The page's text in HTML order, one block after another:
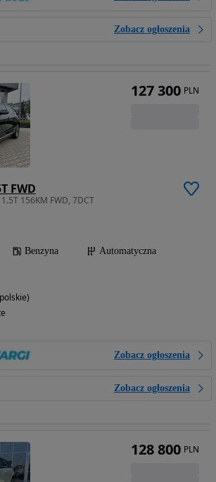
Zobacz ogłoszenia
FWD
156KM FWD, 7DCT
Benzyna
Automatyczna
Zobacz ogłoszenia
Zobacz ogłoszenia
127 300 PLN
128 800 PLN